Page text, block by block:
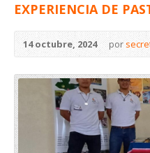
EXPERIENCIA DE
14 octubre, 2024 por